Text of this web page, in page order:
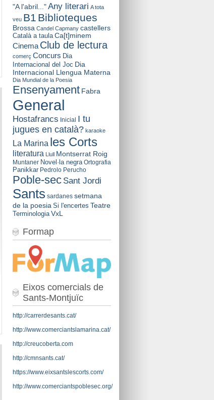
"A l'abril..." Any literari A tota
veu B1 Biblioteques
Brossa Candel Capmany castellers
Català a taula Ca[t]minem
Cinema Club de lectura
comerç Concurs Dia
Internacional del Joc Dia
Internacional Llengua Materna
Dia Mundial de la Poesia
Ensenyament Fabra
General
Hostafrancs Inicial I tu
jugues en català? karaoke
La Marina les Corts
literatura Llull Montserrat Roig
Muntaner Novel·la negra Ortografia
Panikkar Pedrolo Perucho
Poble-sec Sant Jordi
Sants sardanes setmana
de la poesia Si l'encertes Teatre
Terminologia VxL
Formap
Eixos comercials de
Sants-Montjuïc
http://carrerdesants.cat/
http://www.comerciantslamarina.cat/
http://creucoberta.com
http://cmnsants.cat/
https://www.eixsantslescorts.com/
http://www.comerciantspoblesec.org/